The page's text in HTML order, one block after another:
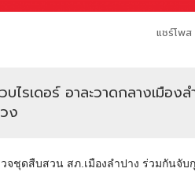
แชร์โพส
บไรเดอร์ อาละวาดกลางเมื
ง
จชุดสืบสวน สภ.เมืองลำปาง ร่วมกันจั